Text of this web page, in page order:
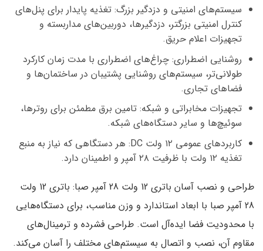
سیستم‌های امنیتی و دزدگیر بزرگ:تغذیه پایدار برای پنل‌های
کنترل امنیتی بزرگتر، دزدگیرها، دوربین‌های مداربسته و
تجهیزات اعلام حریق.
روشنایی اضطراری:چراغ‌های اضطراری با مدت زمان کارکرد
طولانی‌تر، سیستم‌های روشنایی پشتیبان در ساختمان‌ها و
فضاهای تجاری.
تجهیزات مخابراتی و شبکه:تامین برق مطمئن برای روترها،
سوئیچ‌ها و سایر دستگاه‌های شبکه.
کاربردهای عمومی ۱۲ ولت DC:
هر دستگاهی که نیاز به منبع
تغذیه ۱۲ ولت با ظرفیت ۲۸ آمپر و اطمینان دارد.
طراحی و نصب آسان باتری 12 ولت 28 آمپر صبا:
باتری 12 ولت
28 آمپر صبا
با ابعاد استاندارد و وزن مناسب، برای دستگاه‌هایی
با محدودیت فضا ایده‌آل است. طراحی فشرده و ترمینال‌های
مقاوم آن، نصب و اتصال به سیستم‌های مختلف را آسان می‌کند.